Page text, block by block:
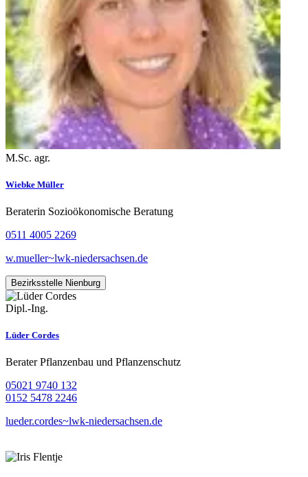
M.Sc. agr.
Wiebke Müller
Beraterin Sozioökonomische Beratung
0511 4005 2269
w.mueller~lwk-niedersachsen.de
Bezirksstelle Nienburg
Dipl.-Ing.
Lüder Cordes
Berater Pflanzenbau und Pflanzenschutz
05021 9740 132
0152 5478 2246
lueder.cordes~lwk-niedersachsen.de